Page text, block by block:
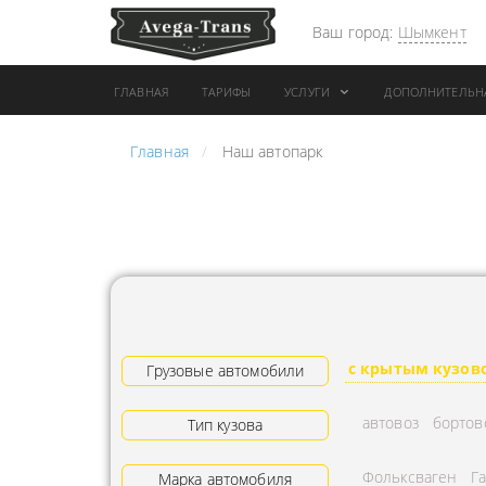
Ваш город: Шымкент
ГЛАВНАЯ ТАРИФЫ УСЛУГИ
АРЕНДА АВТОБУСА
ГРУЗОВАЯ ТЕХНИКА
ПЕРЕВОЗКА ТРУБ
АРЕНДА БУЛЬДОЗЕРА
Главная Наш автопарк
Грузовые автомобили с крытым
Тип кузова автовоз
Марка автомобиля Фольксваген